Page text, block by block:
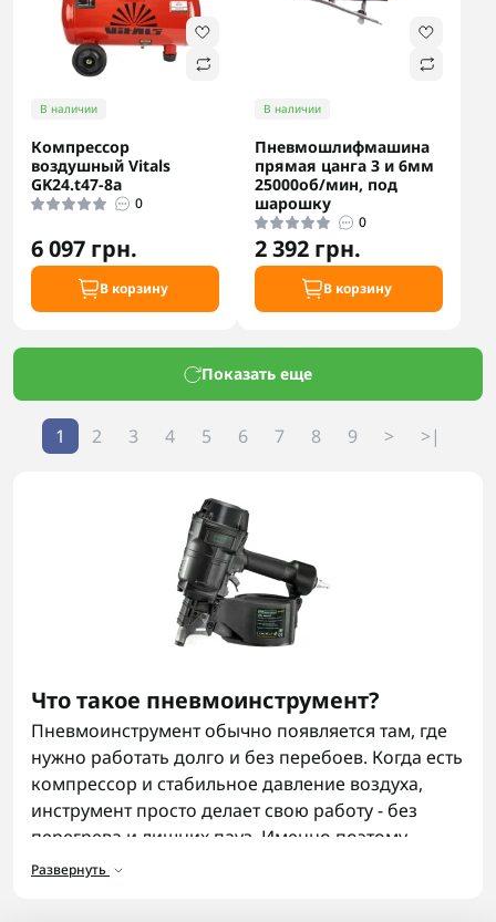
В наличии
Компрессор
воздушный Vitals
GK24.t47-8a
0
6 097 грн.
В корзину
В наличии
Пневмошлифмашина
прямая цанга 3 и 6мм
25000об/мин, под
шарошку
0
2 392 грн.
В корзину
Показать еще
1 2 3 4 5 6 7 8 9 > >|
Что такое пневмоинструмент?
Пневмоинструмент обычно появляется там, где
нужно работать долго и без перебоев. Когда есть
компрессор и стабильное давление воздуха,
инструмент просто делает свою работу - без
перегрева и лишних пауз. Именно поэтому
пневматику часто выбирают для мастерских,
Развернуть